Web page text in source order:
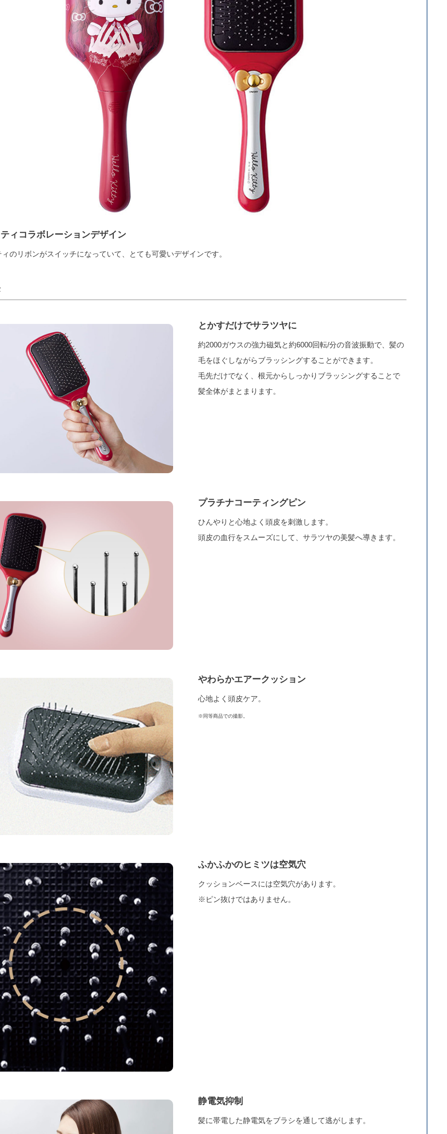
ィコラボレーションデザイン
のリボンがスイッチになっていて、とても可愛いデザインです。
とかすだけでサラツヤに
約2000ガウスの強力磁気と約6000回転/分の音波振動で、髪の
毛をほぐしながらブラッシングすることができます。
毛先だけでなく、根元からしっかりブラッシングすることで
髪全体がまとまります。
プラチナコーティングピン
ひんやりと心地よく頭皮を刺激します。
頭皮の血行をスムーズにして、サラツヤの美髪へ導きます。
やわらかエアークッション
心地よく頭皮ケア。
※同等商品での撮影。
ふかふかのヒミツは空気穴
クッションベースには空気穴があります。
※ピン抜けではありません。
静電気抑制
髪に帯電した静電気をブラシを通して逃がします。